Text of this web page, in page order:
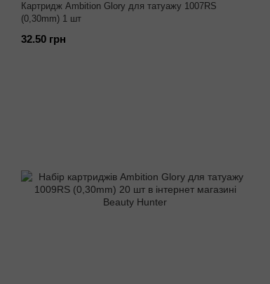
Картридж Ambition Glory для татуажу 1007RS
(0,30mm) 1 шт
32.50 грн